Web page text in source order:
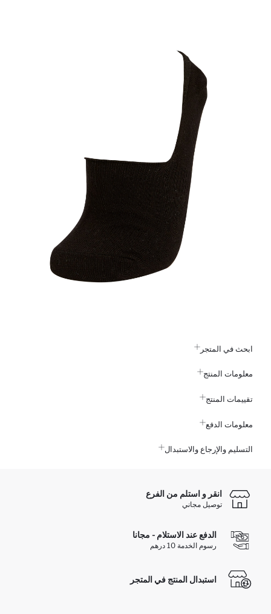
ابحث في المتجر
معلومات المنتج
تقييمات المنتج
معلومات الدفع
التسليم والإرجاع والاستبدال
انقر و استلم من الفرع
توصيل مجاني
الدفع عند الاستلام - مجانا
رسوم الخدمة 10 درهم
استبدال المنتج في المتجر